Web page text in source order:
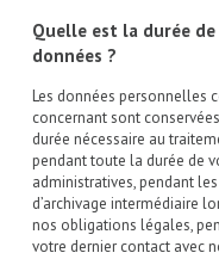
Quelle est la durée
données ?
Les données personnelles
concernant sont
durée nécessaire au
pendant toute la durée de
administratives, pendant
d’archivage intermédiaire
nos obligations légales,
votre dernier contact avec